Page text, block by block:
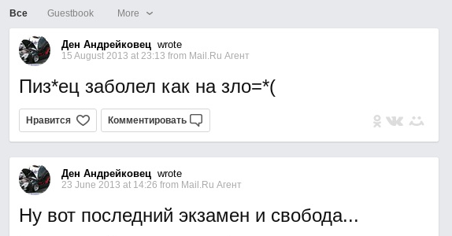
Все Guestbook More
Ден Андрейковецwrote
15 August 2013 at 23:13 from Mail.Ru Агент
Пиз*ец заболел как на зло=*(
Нравится Комментировать
Ден Андрейковецwrote
23 June 2013 at 14:26 from Mail.Ru Агент
Ну вот последний экзамен и свобода...